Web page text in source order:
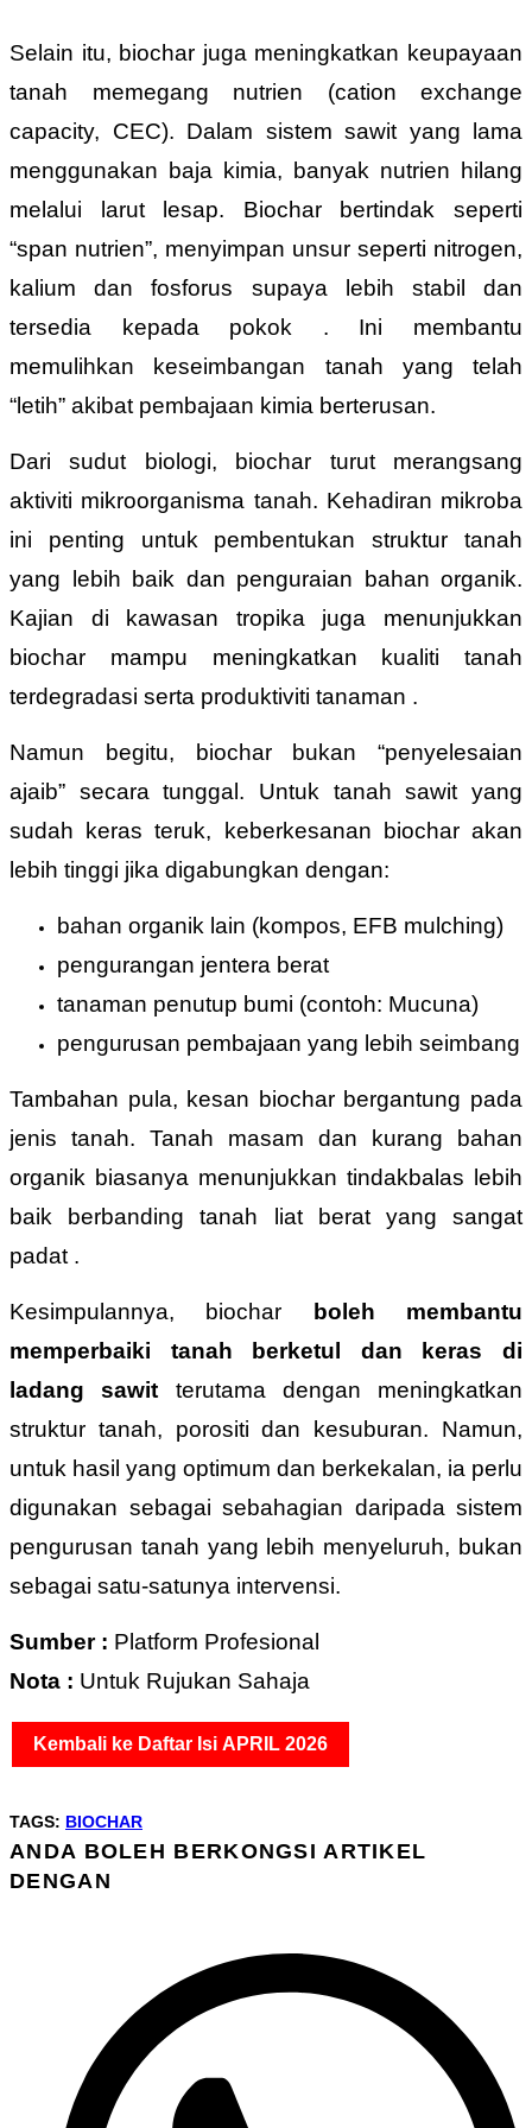
Selain itu, biochar juga meningkatkan keupayaan
tanah memegang nutrien (cation exchange
capacity, CEC). Dalam sistem sawit yang lama
menggunakan baja kimia, banyak nutrien hilang
melalui larut lesap. Biochar bertindak seperti
“span nutrien”, menyimpan unsur seperti nitrogen,
kalium dan fosforus supaya lebih stabil dan
tersedia kepada pokok . Ini membantu
memulihkan keseimbangan tanah yang telah
“letih” akibat pembajaan kimia berterusan.
Dari sudut biologi, biochar turut merangsang
aktiviti mikroorganisma tanah. Kehadiran mikroba
ini penting untuk pembentukan struktur tanah
yang lebih baik dan penguraian bahan organik.
Kajian di kawasan tropika juga menunjukkan
biochar mampu meningkatkan kualiti tanah
terdegradasi serta produktiviti tanaman .
Namun begitu, biochar bukan “penyelesaian
ajaib” secara tunggal. Untuk tanah sawit yang
sudah keras teruk, keberkesanan biochar akan
lebih tinggi jika digabungkan dengan:
bahan organik lain (kompos, EFB mulching)
pengurangan jentera berat
tanaman penutup bumi (contoh: Mucuna)
pengurusan pembajaan yang lebih seimbang
Tambahan pula, kesan biochar bergantung pada
jenis tanah. Tanah masam dan kurang bahan
organik biasanya menunjukkan tindakbalas lebih
baik berbanding tanah liat berat yang sangat
padat .
Kesimpulannya, biochar
boleh membantu
memperbaiki tanah berketul dan keras di
ladang sawit terutama dengan meningkatkan
struktur tanah, porositi dan kesuburan. Namun,
untuk hasil yang optimum dan berkekalan, ia perlu
digunakan sebagai sebahagian daripada sistem
pengurusan tanah yang lebih menyeluruh, bukan
sebagai satu-satunya intervensi.
Sumber : Platform Profesional
Nota : Untuk Rujukan Sahaja
Kembali ke Daftar Isi APRIL 2026
TAGS: BIOCHAR
ANDA BOLEH BERKONGSI ARTIKEL
DENGAN
window